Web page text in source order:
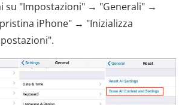
su "Impostazioni" → "Generali" →
iPhone" → "Inizializza